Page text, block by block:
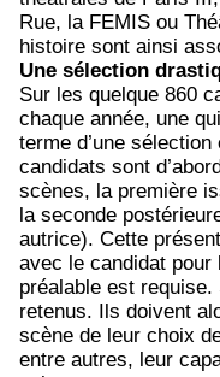
Rue, la FEMIS ou
histoire sont ainsi
Une sélection
Sur les quelque 860
chaque année, une
terme d’une
candidats sont
scènes, la première
la seconde
autrice). Cette
avec le candidat pour
préalable est
retenus. Ils doivent
scène de leur choix
entre autres, leur